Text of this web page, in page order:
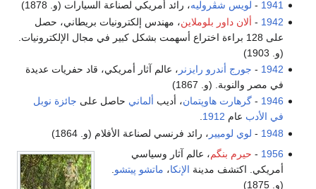
1941
- لويس شڤروليه، رائد أمريكي لصناعة السيارات (و. 1878)
1942
- ألان داور بلوملاين، مهندس إلكترونيات بريطاني، حصل
على 128 براءة اختراع أسهمت بشكل كبير في مجال الإلكترونيات.
(و. 1903)
1942
- جورج أندرو رايزنر ، عالم آثار أمريكي، قاد حفريات عديدة
في مصر والنوبة. (و. 1867)
1946
-گرهارت هاوپتمان، أديب ألماني حاصل على جائزة نوبل
في الأدب عام 1912
.
1948
- لوي لوميير ، رائد فرنسي لصناعة الأفلام (و. 1864)
1956
- حيرم بنگم، عالم آثار وسياسي
أمريكي. اكتشف مدينة الإنكا، ماتشو پيتشو
(و. 1875)